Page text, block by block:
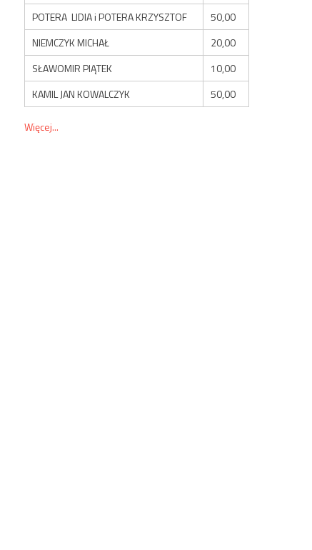
POTERA LIDIA i POTERA KRZYSZTOF
50,00
NIEMCZYK MICHAŁ
20,00
SŁAWOMIR PIĄTEK
10,00
KAMIL JAN KOWALCZYK
50,00
Więcej...